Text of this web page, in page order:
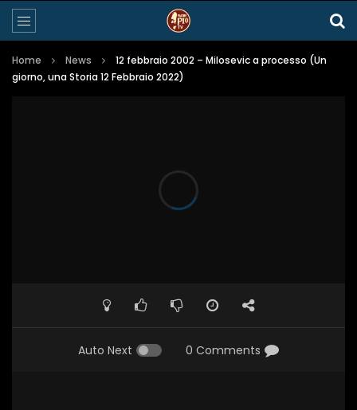
Home News
12 febbraio 2002 – Milosevic a processo (Un
giorno, una Storia 12 Febbraio 2022)
Auto Next 0 Comments